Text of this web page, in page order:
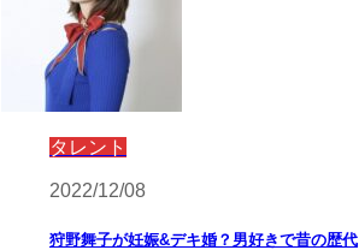
タレント
2022/12/08
狩野舞子が妊娠&デキ婚？男好きで昔の歴代